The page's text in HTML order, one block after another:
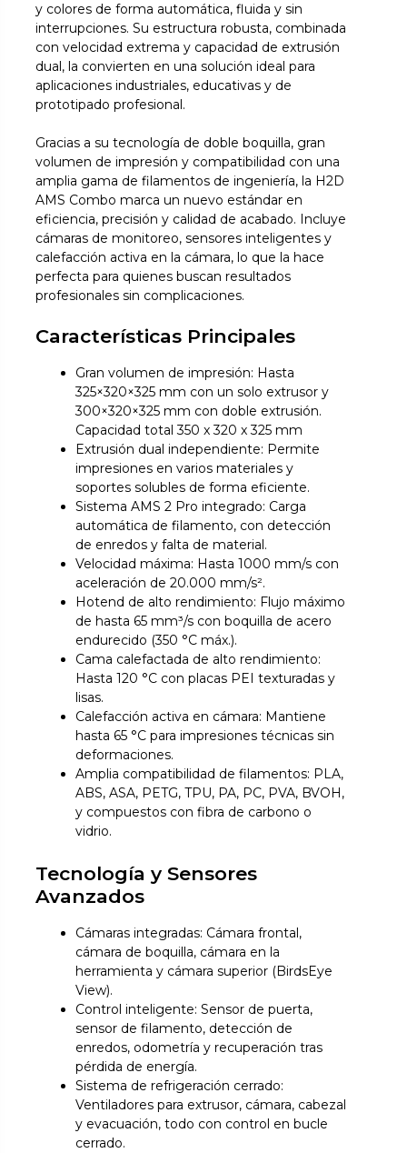
y colores de forma automática, fluida y sin
interrupciones. Su estructura robusta, combinada
con velocidad extrema y capacidad de extrusión
dual, la convierten en una solución ideal para
aplicaciones industriales, educativas y de
prototipado profesional.
Gracias a su tecnología de doble boquilla, gran
volumen de impresión y compatibilidad con una
amplia gama de filamentos de ingeniería, la H2D
AMS Combo marca un nuevo estándar en
eficiencia, precisión y calidad de acabado. Incluye
cámaras de monitoreo, sensores inteligentes y
calefacción activa en la cámara, lo que la hace
perfecta para quienes buscan resultados
profesionales sin complicaciones.
Características Principales
Gran volumen de impresión: Hasta
325×320×325 mm con un solo extrusor y
300×320×325 mm con doble extrusión.
Capacidad total 350 x 320 x 325 mm
Extrusión dual independiente: Permite
impresiones en varios materiales y
soportes solubles de forma eficiente.
Sistema AMS 2 Pro integrado: Carga
automática de filamento, con detección
de enredos y falta de material.
Velocidad máxima: Hasta 1000 mm/s con
aceleración de 20.000 mm/s².
Hotend de alto rendimiento: Flujo máximo
de hasta 65 mm³/s con boquilla de acero
endurecido (350 °C máx.).
Cama calefactada de alto rendimiento:
Hasta 120 °C con placas PEI texturadas y
lisas.
Calefacción activa en cámara: Mantiene
hasta 65 °C para impresiones técnicas sin
deformaciones.
Amplia compatibilidad de filamentos: PLA,
ABS, ASA, PETG, TPU, PA, PC, PVA, BVOH,
y compuestos con fibra de carbono o
vidrio.
Tecnología y Sensores
Avanzados
Cámaras integradas: Cámara frontal,
cámara de boquilla, cámara en la
herramienta y cámara superior (BirdsEye
View).
Control inteligente: Sensor de puerta,
sensor de filamento, detección de
enredos, odometría y recuperación tras
pérdida de energía.
Sistema de refrigeración cerrado:
Ventiladores para extrusor, cámara, cabezal
y evacuación, todo con control en bucle
cerrado.